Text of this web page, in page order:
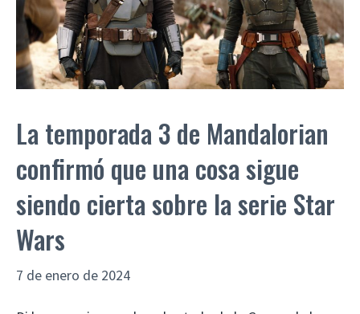
La temporada 3 de Mandalorian
confirmó que una cosa sigue
siendo cierta sobre la serie Star
Wars
7 de enero de 2024